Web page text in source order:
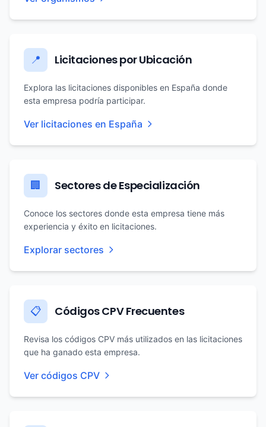
📍 Licitaciones por Ubicación
Explora las licitaciones disponibles en España donde
esta empresa podría participar.
Ver licitaciones en España
🏢 Sectores de Especialización
Conoce los sectores donde esta empresa tiene más
experiencia y éxito en licitaciones.
Explorar sectores
📋 Códigos CPV Frecuentes
Revisa los códigos CPV más utilizados en las licitaciones
que ha ganado esta empresa.
Ver códigos CPV